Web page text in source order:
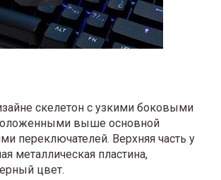
скелетон с узкими боковыми
выше основной
переключателей. Верхняя часть у
металлическая пластина,
цвет.